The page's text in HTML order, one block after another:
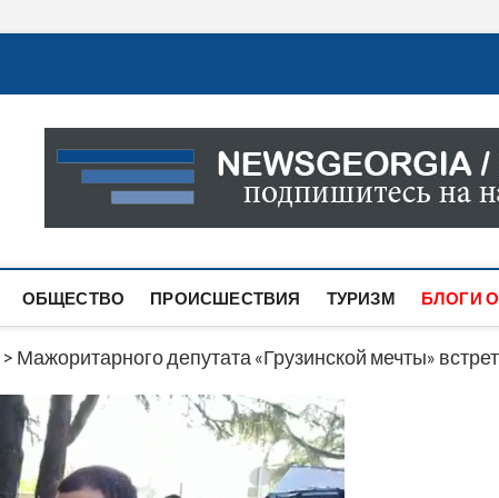
Новости Грузии
САМАЯ АКТУАЛЬНАЯ ИНФОРМАЦИЯ О СОБЫТИЯХ
САЙТЕ ВЫ НАЙДЕТЕ НОВОСТИ ПОЛИТИКИ,
ОБЩЕСТВО ПРОИСШЕСТВИЯ ТУРИЗМ БЛОГИ
> Мажоритарного депутата «Грузинской мечты»